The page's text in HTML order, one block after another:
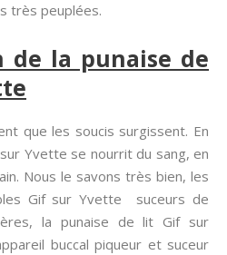
très peuplées.
de la punaise de
que les soucis surgissent. En
Yvette se nourrit du sang, en
Nous le savons très bien, les
Gif sur Yvette suceurs de
la punaise de lit Gif sur
buccal piqueur et suceur